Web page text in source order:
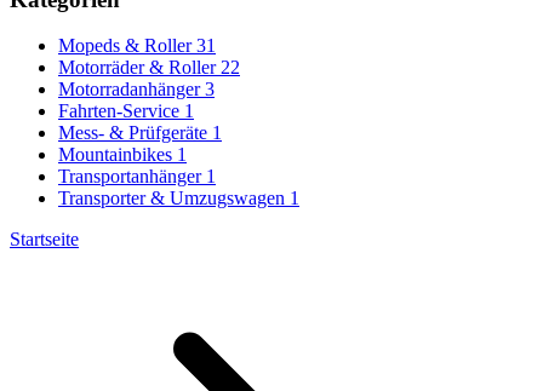
Mopeds & Roller 31
Motorräder & Roller 22
Motorradanhänger 3
Fahrten-Service 1
Mess- & Prüfgeräte 1
Mountainbikes 1
Transportanhänger 1
Transporter & Umzugswagen 1
Startseite